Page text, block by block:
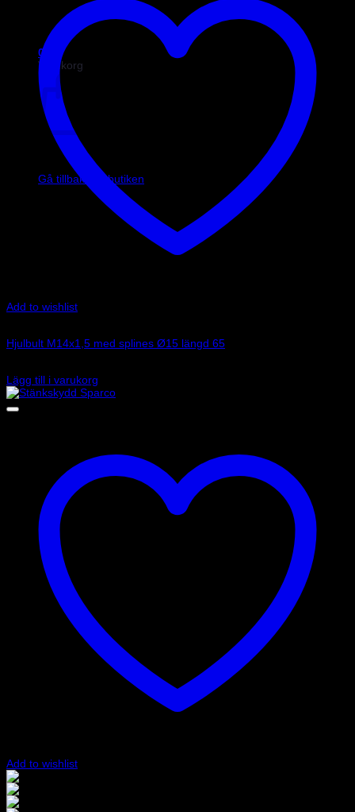
0
Varukorg
Inga produkter i varukorgen.
Gå tillbaka till butiken
Add to wishlist
Hjulbult M14x1,5 med splines Ø15 längd 65
Lägg till i varukorg
Add to wishlist